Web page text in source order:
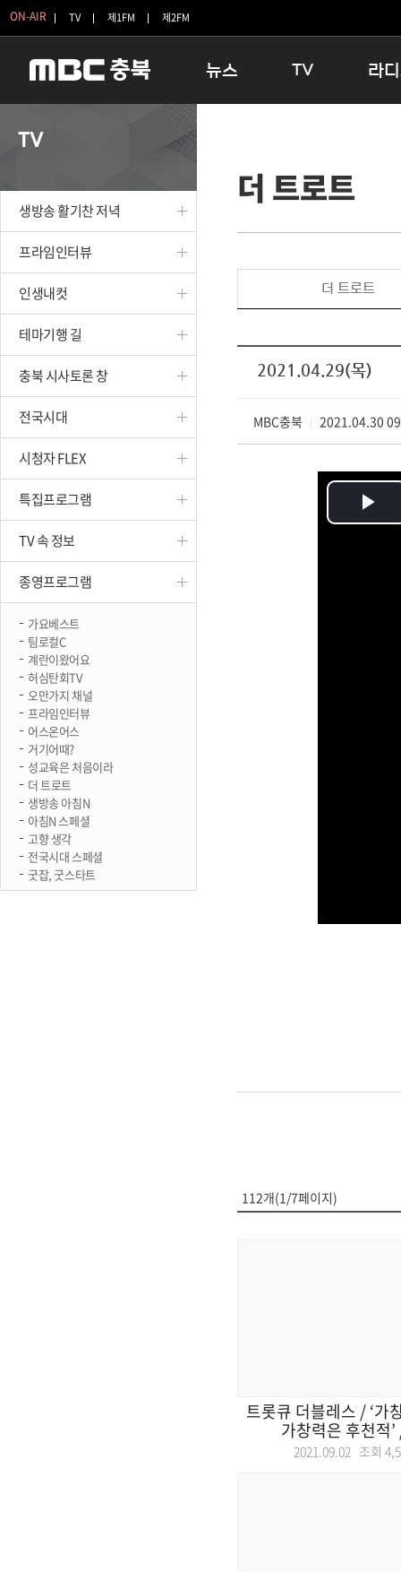
ON-AIR TV 제1FM 제2FM
뉴스
보은
옥천
TV
인생내컷
테마기행 길
시청자 FLEX
특집프로그램
종영프로그램
라
TV
생방송 활기찬 저녁
프라임인터뷰
인생내컷
테마기행 길
충북 시사토론 창
전국시대
시청자 FLEX
특집프로그램
TV 속 정보
종영프로그램
가요베스트
팀로컬C
계란이왔어요
허심탄회TV
오만가지 채널
프라임인터뷰
어스온어스
거기어때?
성교육은 처음이라
더 트로트
생방송 아침N
아침N 스페셜
고향 생각
전국시대 스페셜
굿잡, 굿스타트
더 트로트
더 트로트
2021.04.29(목)
MBC충북 2021.04.30
112개(1/7페이지)
트롯큐 더블레스 / ‘가
가창력은 후천적
2021.09.02 조회